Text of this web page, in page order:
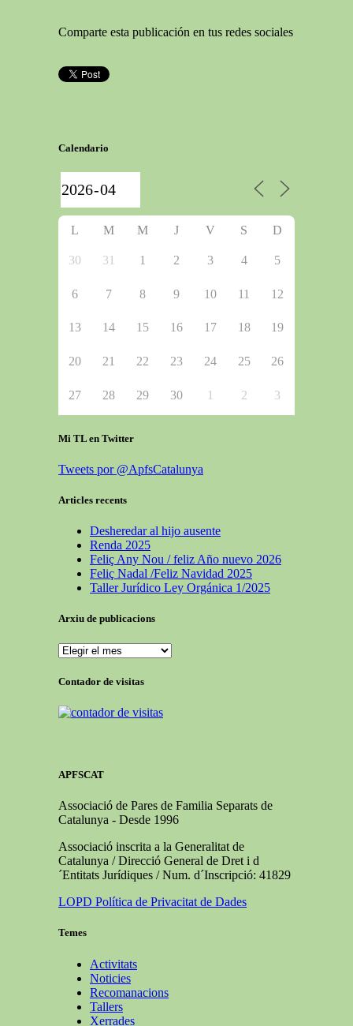
Comparte esta publicación en tus redes sociales
Calendario
L M M J V S D
30 31 1 2 3 4 5
6 7 8 9 10 11 12
13 14 15 16 17 18 19
20 21 22 23 24 25 26
27 28 29 30 1 2 3
Mi TL en Twitter
Tweets por @ApfsCatalunya
Articles recents
Desheredar al hijo ausente
Renda 2025
Feliç Any Nou / feliz Año nuevo 2026
Feliç Nadal /Feliz Navidad 2025
Taller Jurídico Ley Orgánica 1/2025
Arxiu de publicacions
Contador de visitas
APFSCAT
Associació de Pares de Familia Separats de
Catalunya - Desde 1996
Associació inscrita a la Generalitat de
Catalunya / Direcció General de Dret i d
´Entitats Jurídiques / Num. d´Inscripció: 41829
LOPD Política de Privacitat de Dades
Temes
Activitats
Noticies
Recomanacions
Tallers
Xerrades